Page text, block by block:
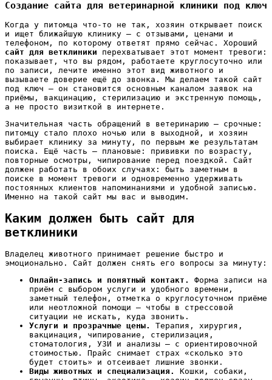
Создание сайта для ветеринарной клиники под ключ
Когда у питомца что-то не так, хозяин открывает поиск
и ищет ближайшую клинику — с отзывами, ценами и
телефоном, по которому ответят прямо сейчас. Хороший
сайт для ветклиники перехватывает этот момент тревоги:
показывает, что вы рядом, работаете круглосуточно или
по записи, лечите именно этот вид животного и
вызываете доверие ещё до звонка. Мы делаем такой сайт
под ключ — он становится основным каналом заявок на
приёмы, вакцинацию, стерилизацию и экстренную помощь,
а не просто визиткой в интернете.
Значительная часть обращений в ветеринарию — срочные:
питомцу стало плохо ночью или в выходной, и хозяин
выбирает клинику за минуту, по первым же результатам
поиска. Ещё часть — плановые: прививки по возрасту,
повторные осмотры, чипирование перед поездкой. Сайт
должен работать в обоих случаях: быть заметным в
поиске в момент тревоги и одновременно удерживать
постоянных клиентов напоминаниями и удобной записью.
Именно на такой сайт мы вас и выводим.
Каким должен быть сайт для
ветклиники
Владелец животного принимает решение быстро и
эмоционально. Сайт должен снять его вопросы за минуту:
Онлайн-запись и понятный контакт.
Форма записи на
приём с выбором услуги и удобного времени,
заметный телефон, отметка о круглосуточном приёме
или неотложной помощи — чтобы в стрессовой
ситуации не искать, куда звонить.
Услуги и прозрачные цены.
Терапия, хирургия,
вакцинация, чипирование, стерилизация,
стоматология, УЗИ и анализы — с ориентировочной
стоимостью. Прайс снимает страх «сколько это
будет стоить» и отсеивает лишние звонки.
Виды животных и специализация.
Кошки, собаки,